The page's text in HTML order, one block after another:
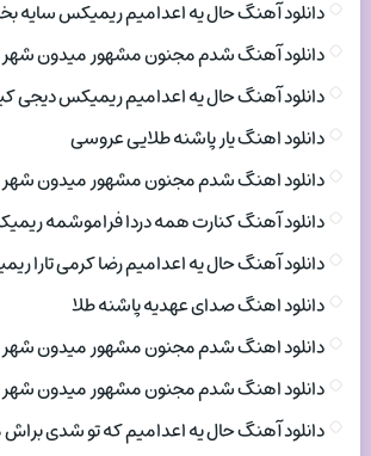
دانلود آهنگ حال یه اعدامیم ریمیکس سایه
دانلود آهنگ شدم مجنون مشهور میدون شهر
دانلود آهنگ حال یه اعدامیم ریمیکس دیجی
دانلود اهنگ یار پاشنه طلایی عروسی
دانلود اهنگ شدم مجنون مشهور میدون
دانلود آهنگ کنارت همه دردا فراموشمه
دانلود آهنگ حال یه اعدامیم رضا کرمی تارا
دانلود اهنگ صدای عهدیه پاشنه طلا
دانلود اهنگ شدم مجنون مشهور میدون
دانلود اهنگ شدم مجنون مشهور میدون شهر
دانلود آهنگ حال یه اعدامیم که تو شدی